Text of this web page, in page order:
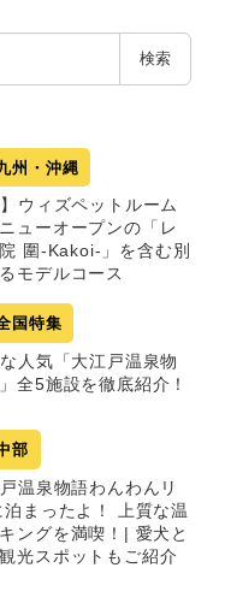
検索
州・沖縄
ウィズペットルーム
ューオープンの「レ
圍-Kakoi-」を含む別
モデルコース
国特集
人気「大江戸温泉物
全5施設を徹底紹介！
部
温泉物語わんわんリ
まったよ！ 上質な温
ングを満喫！| 愛犬と
光スポットもご紹介